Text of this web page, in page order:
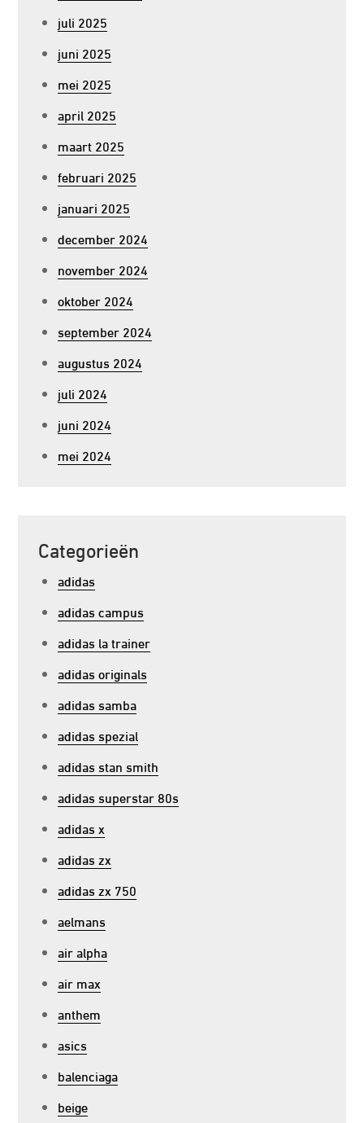
juli 2025
juni 2025
mei 2025
april 2025
maart 2025
februari 2025
januari 2025
december 2024
november 2024
oktober 2024
september 2024
augustus 2024
juli 2024
juni 2024
mei 2024
Categorieën
adidas
adidas campus
adidas la trainer
adidas originals
adidas samba
adidas spezial
adidas stan smith
adidas superstar 80s
adidas x
adidas zx
adidas zx 750
aelmans
air alpha
air max
anthem
asics
balenciaga
beige